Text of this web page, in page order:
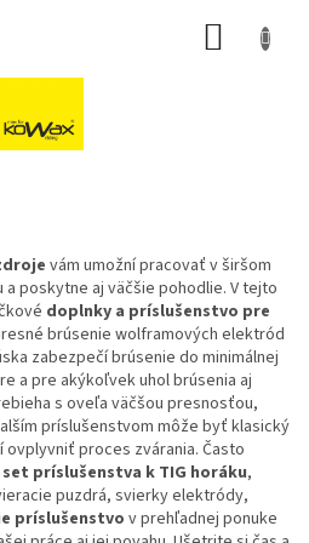
vám umožní pracovať v širšom
a poskytne aj väčšie pohodlie. V tejto
doplnky a príslušenstvo pre
brúsenie wolframových elektród
zabezpečí brúsenie do minimálnej
a pre akýkoľvek uhol brúsenia aj
s oveľa väčšou presnosťou,
príslušenstvom môže byť klasický
proces zvárania. Často
set príslušenstva k TIG horáku,
puzdrá, svierky elektródy,
príslušenstvo v prehľadnej ponuke